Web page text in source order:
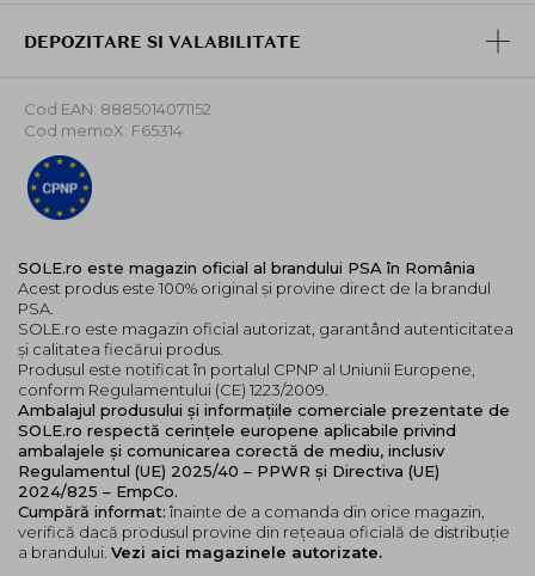
umectant care inmoaie pielea, ajutand alte ingrediente
Acid hialuronic. Un hidratant si umectant de mare
greutate, care se leaga extrem de bine de moleculele
de apa, ceea ce il face un factor critic in mentinerea
umiditatii pielii.
Produsul este formulat fara siliconi, sulfati, alcool
esentiale. Este de asemenea vegan si nu contine niciun
derivat de origine animala.
Mod de utilizare:
Dupa curatarea tenului, aplicati produsul pe pielea
curata cu degetele umede si masati pentru a activa,
evitand zona ochilor. Lasati sa actioneze timp de 20 de
minute, clatiti bine si continuati cu seruri, crema
hidratanta si uleiuri faciale.
Utilizati acest produs o data pe saptamana. Folositi
intotdeauna protectie solara in dimineata de dupa si
limitati expunerea la soare timp de o saptamana dupa
DEPOZITARE SI VALABILITATE
Cod EAN: 8885014071152
Cod memoX: F65314
SOLE.ro este magazin oficial al brandului PSA în România
Acest produs este 100% original și provine direct de la brandul
PSA.
SOLE.ro este magazin oficial autorizat, garantând autenticitatea
și calitatea fiecărui produs.
Produsul este notificat în portalul CPNP al Uniunii Europene,
conform Regulamentului (CE) 1223/2009.
Ambalajul produsului și informațiile comerciale prezentate de
SOLE.ro respectă cerințele europene aplicabile privind
ambalajele și comunicarea corectă de mediu, inclusiv
Regulamentul (UE) 2025/40 – PPWR și Directiva (UE)
2024/825 – EmpCo.
Cumpără informat: înainte de a comanda din orice magazin,
verifică dacă produsul provine din rețeaua oficială de distribuție
a brandului. Vezi aici magazinele autorizate.